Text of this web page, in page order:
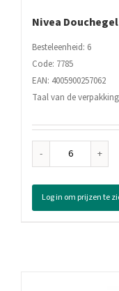
Nivea
Besteleenheid: 6
Code: 7785
EAN: 4005900257062
Taal van de
Nivea
Rose
&
Almond
Log in om prijzen te